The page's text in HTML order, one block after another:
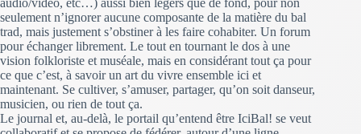
audio/vidéo, etc…) aussi bien légers que de fond, pour non
seulement n’ignorer aucune composante de la matière du bal
trad, mais justement s’obstiner à les faire cohabiter. Un forum
pour échanger librement. Le tout en tournant le dos à une
vision folkloriste et muséale, mais en considérant tout ça pour
ce que c’est, à savoir un art du vivre ensemble ici et
maintenant. Se cultiver, s’amuser, partager, qu’on soit danseur,
musicien, ou rien de tout ça.
Le journal et, au-delà, le portail qu’entend être IciBal! se veut